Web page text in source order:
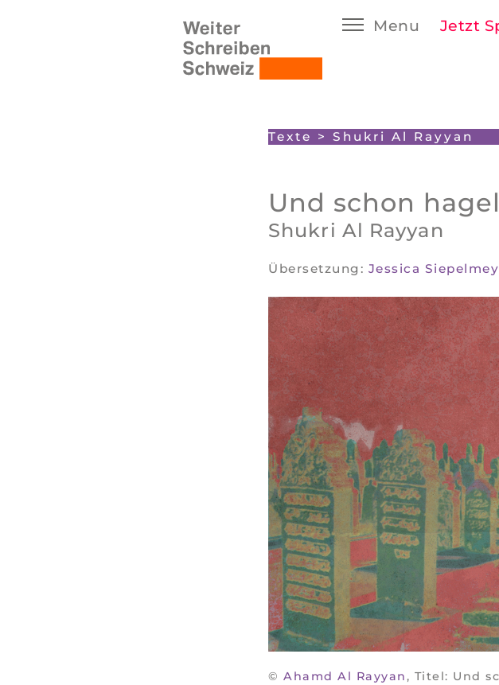
Menu Jetzt
Texte > Shukri Al Rayyan
Und schon
Shukri Al Rayyan
Übersetzung: Jessica
© Ahamd Al Rayyan, Titel: Und